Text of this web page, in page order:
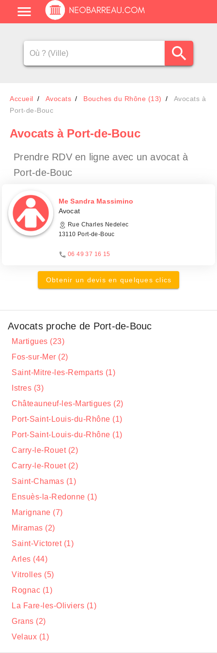
Accueil Avocats Bouches du Rhône (13)
Avocats à
Port-de-Bouc
Avocats à Port-de-Bouc
Prendre RDV en ligne avec un avocat à
Port-de-Bouc
Me Sandra Massimino
Avocat
Rue Charles Nedelec
13110 Port-de-Bouc
06 49 37 16 15
Obtenir un devis en quelques clics
Avocats proche de Port-de-Bouc
Martigues (23)
Fos-sur-Mer (2)
Saint-Mitre-les-Remparts (1)
Istres (3)
Châteauneuf-les-Martigues (2)
Port-Saint-Louis-du-Rhône (1)
Port-Saint-Louis-du-Rhône (1)
Carry-le-Rouet (2)
Carry-le-Rouet (2)
Saint-Chamas (1)
Ensuès-la-Redonne (1)
Marignane (7)
Miramas (2)
Saint-Victoret (1)
Arles (44)
Vitrolles (5)
Rognac (1)
La Fare-les-Oliviers (1)
Grans (2)
Velaux (1)